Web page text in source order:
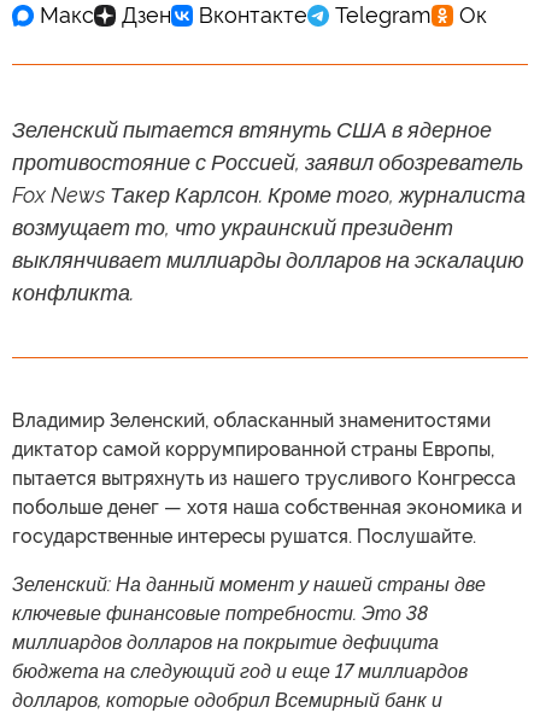
Зеленский пытается втянуть США в ядерное
противостояние с Россией, заявил обозреватель
Fox News Такер Карлсон. Кроме того, журналиста
возмущает то, что украинский президент
выклянчивает миллиарды долларов на эскалацию
конфликта.
Владимир Зеленский, обласканный знаменитостями
диктатор самой коррумпированной страны Европы,
пытается вытряхнуть из нашего трусливого Конгресса
побольше денег — хотя наша собственная экономика и
государственные интересы рушатся. Послушайте.
Зеленский: На данный момент у нашей страны две
ключевые финансовые потребности. Это 38
миллиардов долларов на покрытие дефицита
бюджета на следующий год и еще 17 миллиардов
долларов, которые одобрил Всемирный банк и